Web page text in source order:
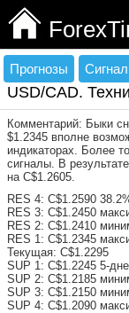
Прогнозы
USD/CAD.
Комментарий: Быки
$1.2345 вполне
индикаторах. Более
сигналы. В
на C$1.2605.
RES 4: C$1.2590
RES 3: C$1.2450
RES 2: C$1.2410
RES 1: C$1.2345
Текущая: C$1.2295
SUP 1: C$1.2245 5-
SUP 2: C$1.2185
SUP 3: C$1.2150
SUP 4: C$1.2090